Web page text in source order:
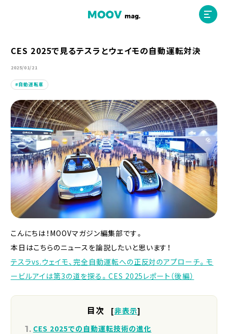
ホーム
運営会社
MOOVマガジン利用規約
お問合せ
人材募集 （ライター、配車スタッフ、デザイナー）
CES 2025で見るテスラとウェイモの自動運転対決
2025/01/21
自動運転車
こんにちは！MOOVマガジン編集部です。
本日はこちらのニュースを論説したいと思います！
テスラvs.ウェイモ、完全自動運転への正反対のアプローチ。モ
ービルアイは第3の道を探る。CES 2025レポート（後編）
目次 [非表示]
CES 2025での自動運転技術の進化